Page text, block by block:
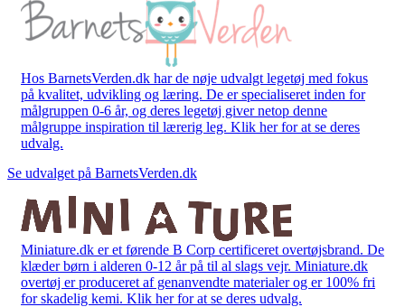
Hos BarnetsVerden.dk har de nøje udvalgt legetøj med fokus
på kvalitet, udvikling og læring. De er specialiseret inden for
målgruppen 0-6 år, og deres legetøj giver netop denne
målgruppe inspiration til lærerig leg. Klik her for at se deres
udvalg.
Se udvalget på BarnetsVerden.dk
Miniature.dk er et førende B Corp certificeret overtøjsbrand. De
klæder børn i alderen 0-12 år på til al slags vejr. Miniature.dk
overtøj er produceret af genanvendte materialer og er 100% fri
for skadelig kemi. Klik her for at se deres udvalg.